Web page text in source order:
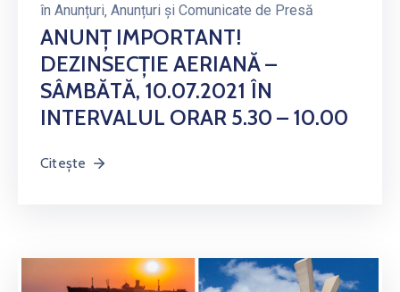
în Anunțuri‚ Anunțuri și Comunicate de Presă
ANUNȚ IMPORTANT!
DEZINSECȚIE AERIANĂ –
SÂMBĂTĂ, 10.07.2021 ÎN
INTERVALUL ORAR 5.30 – 10.00
Citește